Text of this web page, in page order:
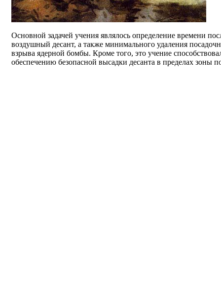
Основной задачей учения являлось определение времени
воздушный десант, а также минимального удаления
взрыва ядерной бомбы. Кроме того, это учение
обеспечению безопасной высадки десанта в пределах зоны